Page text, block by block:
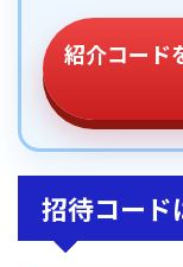
紹介コード
招待コード